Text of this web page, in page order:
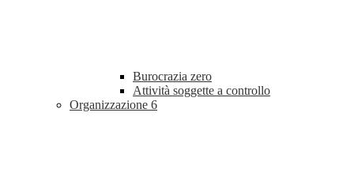
Burocrazia zero
Attività soggette a controllo
Organizzazione 6